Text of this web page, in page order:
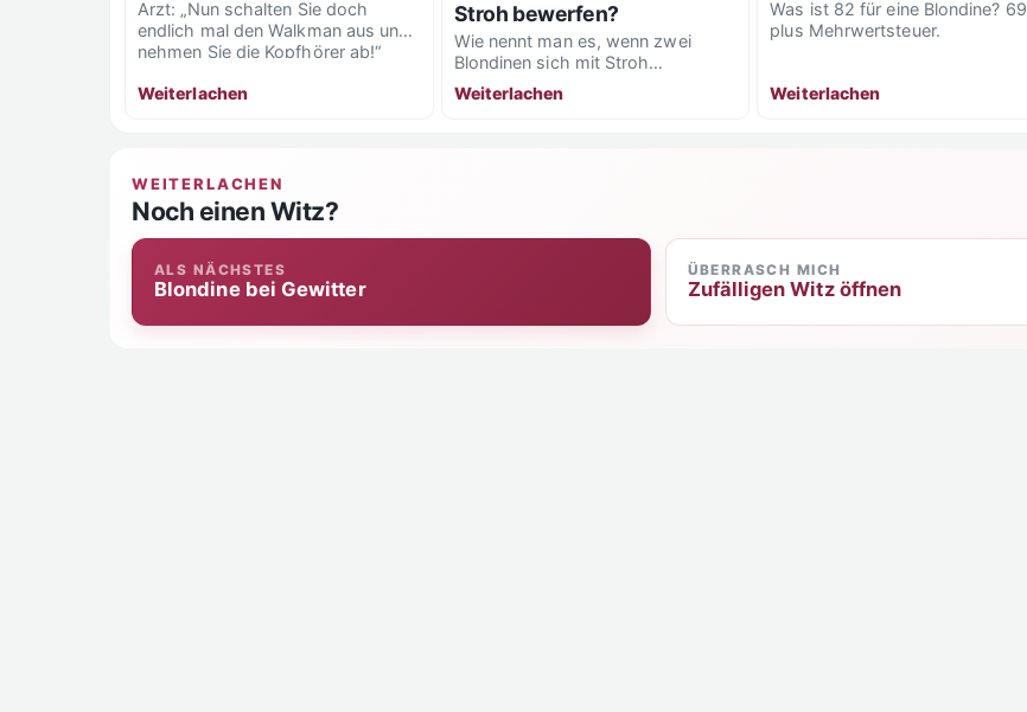
Arzt: „Nun schalten Sie doch
endlich mal den Walkman aus und
nehmen Sie die Kopfhörer ab!“
Weiterlachen
Stroh bewerfen?
Wie nennt man es, wenn zwei
Blondinen sich mit Stroh
bewerfen? Gedankenaustausch.
Weiterlachen
Was ist 82 für eine Blondine? 69
plus Mehrwertsteuer.
Weiterlachen
WEITERLACHEN
Noch einen Witz?
ALS NÄCHSTES
Blondine bei Gewitter
ÜBERRASCH MICH
Zufälligen Witz öffnen